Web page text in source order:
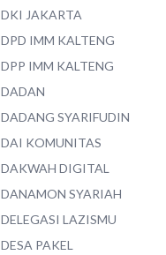
DKI JAKARTA
DPD IMM KALTENG
DPP IMM KALTENG
DADAN
DADANG SYARIFUDIN
DAI KOMUNITAS
DAKWAH DIGITAL
DANAMON SYARIAH
DELEGASI LAZISMU
DESA PAKEL